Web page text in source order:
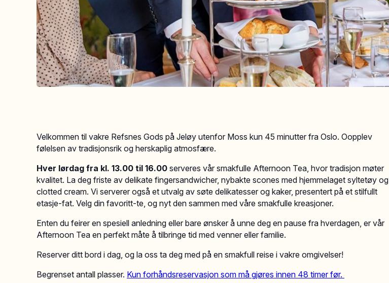
Velkommen til vakre Refsnes Gods på Jeløy utenfor Moss kun 45 minutter fra Oslo. Oopplev
følelsen av tradisjonsrik og herskaplig atmosfære.
Hver lørdag fra kl. 13.00 til 16.00 serveres vår smakfulle Afternoon Tea, hvor tradisjon møter
kvalitet. La deg friste av delikate fingersandwicher, nybakte scones med hjemmelaget syltetøy og
clotted cream. Vi serverer også et utvalg av søte delikatesser og kaker, presentert på et stilfullt
etasje-fat. Velg din favoritt-te, og nyt den sammen med våre smakfulle kreasjoner.
Enten du feirer en spesiell anledning eller bare ønsker å unne deg en pause fra hverdagen, er vår
Afternoon Tea en perfekt måte å tilbringe tid med venner eller familie.
Reserver ditt bord i dag, og la oss ta deg med på en smakfull reise i vakre omgivelser!
Begrenset antall plasser. Kun forhåndsreservasjon som må gjøres innen 48 timer før.